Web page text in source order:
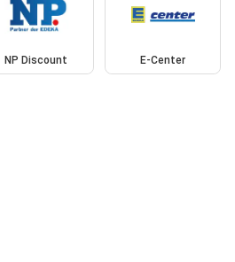
NP Discount E-Center